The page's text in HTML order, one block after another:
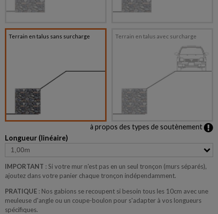
Terrain en talus sans surcharge Terrain en talus avec surcharge
à propos des types de soutènement
Longueur (linéaire)
IMPORTANT : Si votre mur n'est pas en un seul tronçon (murs séparés),
ajoutez dans votre panier chaque tronçon indépendamment.
PRATIQUE : Nos gabions se recoupent si besoin tous les 10cm avec une
meuleuse d'angle ou un coupe-boulon pour s'adapter à vos longueurs
spécifiques.